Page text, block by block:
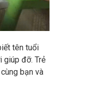
tên tuổi
giúp đỡ. Trẻ
bạn và